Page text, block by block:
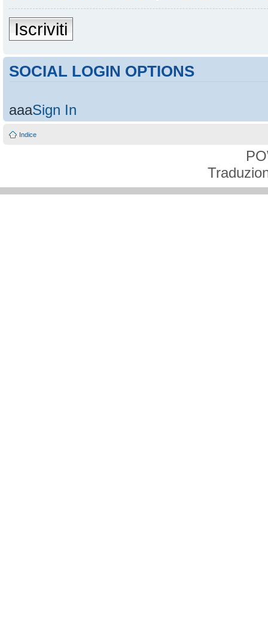
Iscriviti
SOCIAL LOGIN OPTIONS
aaaSign In
Indice